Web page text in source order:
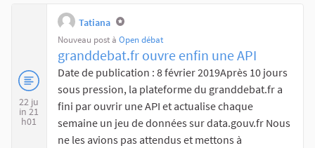
22 ju
in 21
h01
Tatiana
Nouveau post à Open débat
granddebat.fr ouvre enfin une API
Date de publication : 8 février 2019Après 10 jours
sous pression, la plateforme du granddebat.fr a
fini par ouvrir une API et actualise chaque
semaine un jeu de données sur data.gouv.fr Nous
ne les avions pas attendus et mettons à